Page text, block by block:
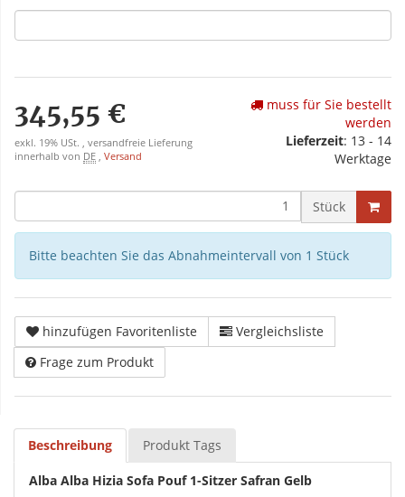
345,55 €
exkl. 19% USt. , versandfreie Lieferung
innerhalb von DE , Versand
muss für Sie bestellt
werden
Lieferzeit: 13 - 14
Werktage
Stück
Bitte beachten Sie das Abnahmeintervall von 1 Stück
hinzufügen Favoritenliste
Vergleichsliste
Frage zum Produkt
Beschreibung Produkt Tags
Alba Alba Hizia Sofa Pouf 1-Sitzer Safran Gelb